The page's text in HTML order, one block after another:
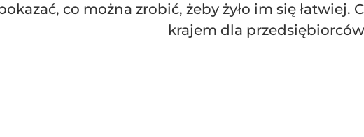
co można zrobić, żeby żyło im się łatwiej.
krajem dla